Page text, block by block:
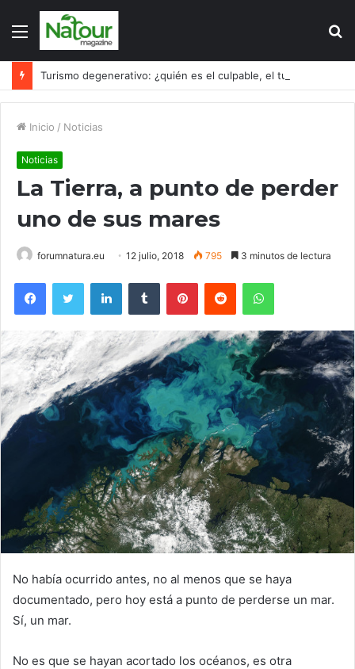
Menú
Inicio / Noticias
Noticias
La Tierra, a punto de perder
uno de sus mares
forumnatura.eu 12 julio, 2018 795 3 minutos de lectura
FacebookTwitter LinkedInTumblr PinterestReddit WhatsApp
No había ocurrido antes, no al menos que se haya
documentado, pero hoy está a punto de perderse un mar.
Sí, un mar.
No es que se hayan acortado los océanos, es otra